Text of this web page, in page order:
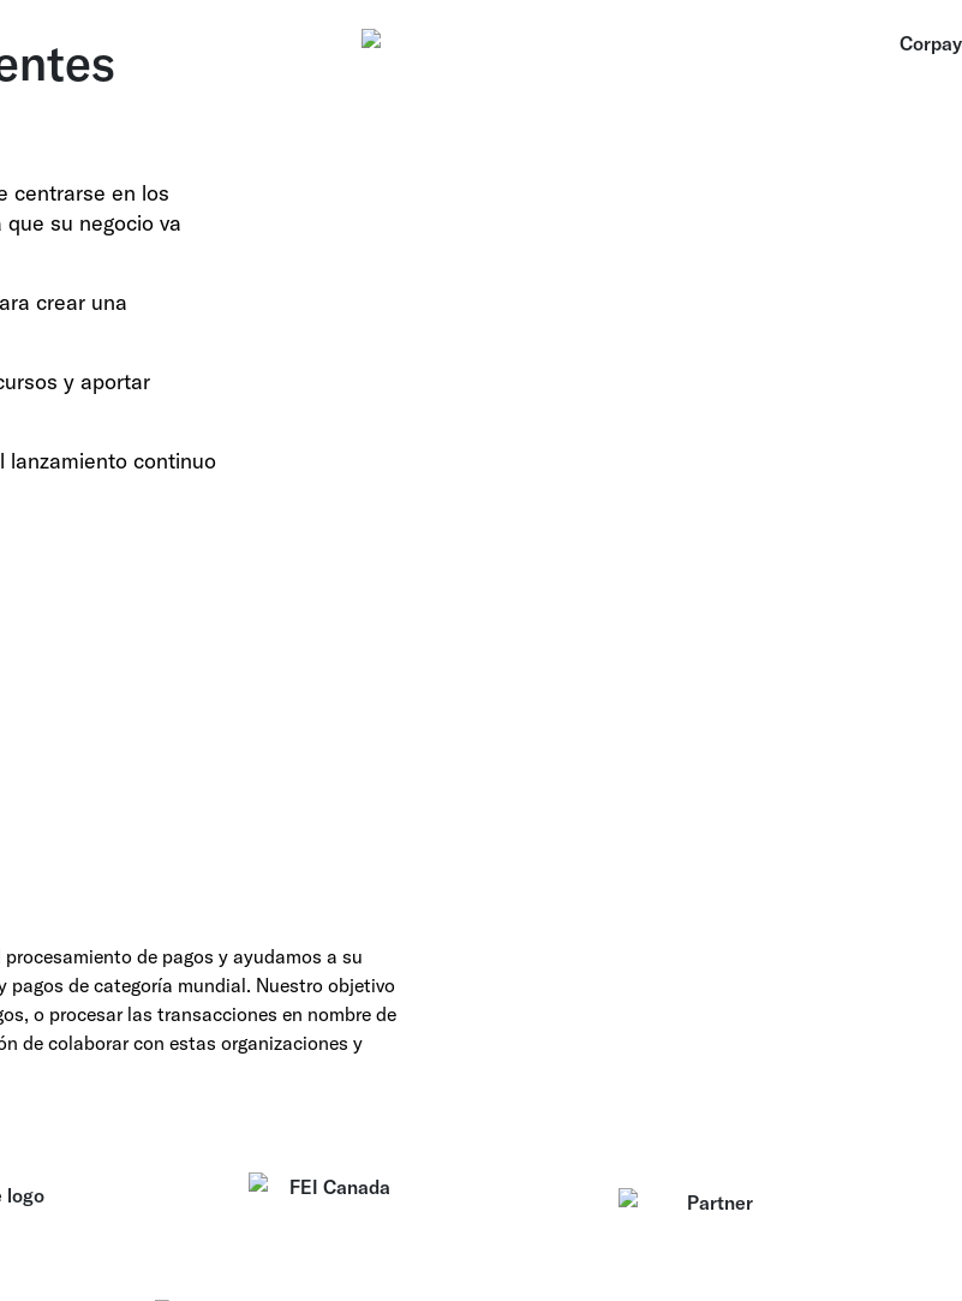
centrarse en los
su negocio va
crear una
y aportar
lanzamiento continuo
de pagos y ayudamos a su
pagos de categoría mundial. Nuestro objetivo
o procesar las transacciones en nombre de
de colaborar con estas organizaciones y